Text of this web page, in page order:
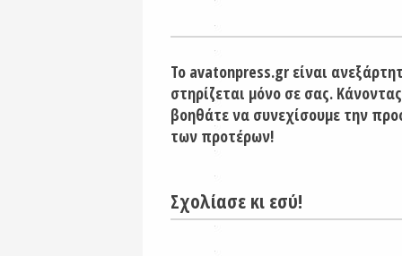
Το avatonpress.gr είναι
στηρίζεται μόνο σε σας.
βοηθάτε να συνεχίσουμε την
των προτέρων!
Σχολίασε κι εσύ!